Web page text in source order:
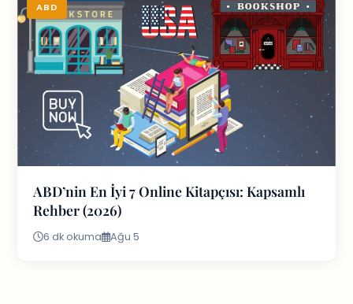
ABD
ABD’nin En İyi 7 Online Kitapçısı: Kapsamlı
Rehber (2026)
6 dk okuma Ağu 5